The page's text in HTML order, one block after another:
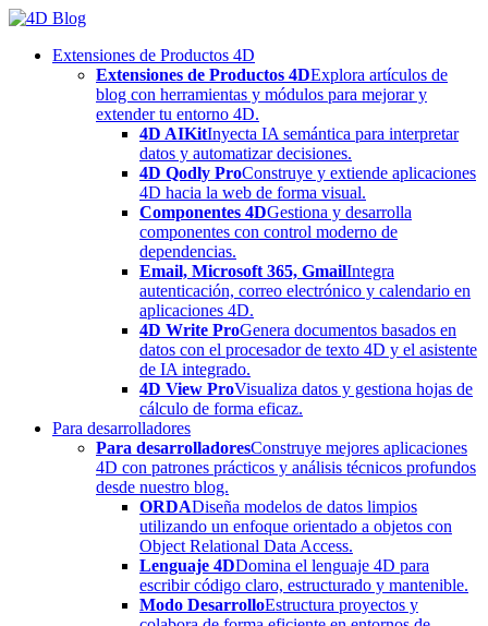
Skip
contentExtensiones de Productos 4D
Extensiones de Productos 4DExplora artículos de
blog con herramientas y módulos para mejorar y
extender tu entorno 4D.
4D AIKitInyecta IA semántica para interpretar
datos y automatizar decisiones.
4D Qodly ProConstruye y extiende aplicaciones
4D hacia la web de forma visual.
Componentes 4DGestiona y desarrolla
componentes con control moderno de
dependencias.
Email, Microsoft 365, GmailIntegra
autenticación, correo electrónico y calendario en
aplicaciones 4D.
4D Write ProGenera documentos basados en
datos con el procesador de texto 4D y el asistente
de IA integrado.
4D View ProVisualiza datos y gestiona hojas de
cálculo de forma eficaz.
Para desarrolladores
Para desarrolladoresConstruye mejores aplicaciones
4D con patrones prácticos y análisis técnicos profundos
desde nuestro blog.
ORDADiseña modelos de datos limpios
utilizando un enfoque orientado a objetos con
Object Relational Data Access.
Lenguaje 4DDomina el lenguaje 4D para
escribir código claro, estructurado y mantenible.
Modo DesarrolloEstructura proyectos y